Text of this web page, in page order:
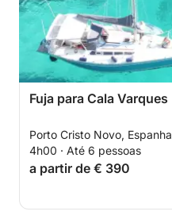
Fuja para Cala Varques
Porto Cristo Novo, Espanha
4h00 · Até 6 pessoas
a partir de € 390